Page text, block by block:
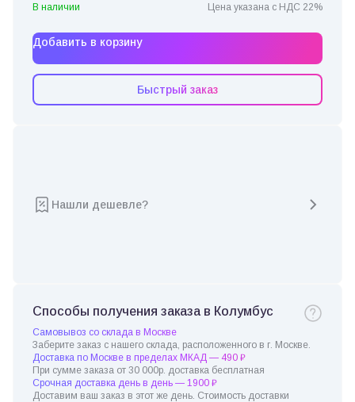
В наличии Цена указана с НДС 22%
Добавить в корзину
Быстрый заказ
Нашли дешевле?
Способы получения заказа в Колумбус
Самовывоз со склада в Москве
Заберите заказ с нашего склада, расположенного в г. Москве.
Доставка по Москве в пределах МКАД — 490 ₽
При сумме заказа от 30 000р. доставка бесплатная
Срочная доставка день в день — 1900 ₽
Доставим ваш заказ в этот же день. Стоимость доставки